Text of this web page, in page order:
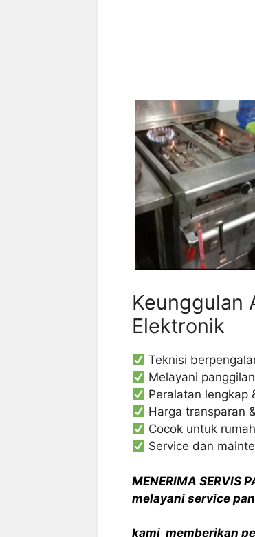
Keunggulan
Elektronik
Teknisi
Melayani
Peralatan lengkap
Harga transparan
Cocok untuk
Service dan
MENERIMA SERVIS
melayani service
kami memberikan